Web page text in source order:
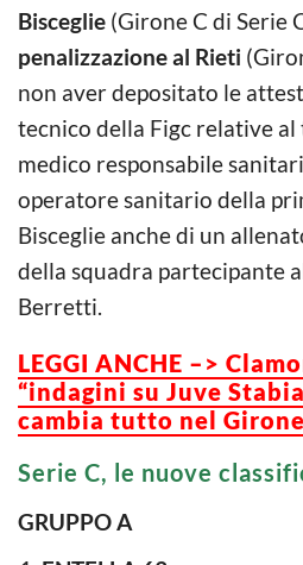
Bisceglie (Girone C di Serie
penalizzazione al Rieti
non aver depositato le
tecnico della Figc relative al
medico responsabile
operatore sanitario della
Bisceglie anche di un
della squadra partecipante
Berretti.
LEGGI ANCHE –>
“indagini su Juve
cambia tutto nel Girone
Serie C, le nuove
GRUPPO A